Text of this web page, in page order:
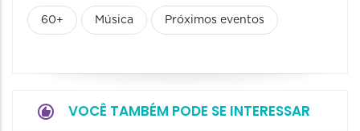
60+ Música Próximos eventos
VOCÊ TAMBÉM PODE SE INTERESSAR